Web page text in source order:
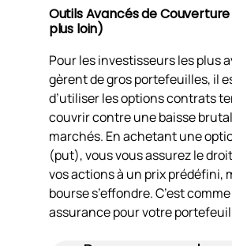
Outils Avancés de
plus loin)
Pour les investisseurs les plus
gèrent de gros portefeuilles, il
d’utiliser les options contrats
couvrir contre une baisse
marchés. En achetant une
(put), vous vous assurez le
vos actions à un prix prédéfini,
bourse s’effondre. C’est
assurance pour votre